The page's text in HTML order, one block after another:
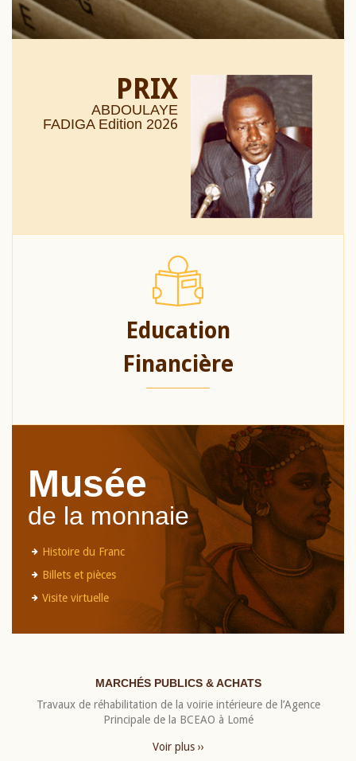
PRIX
ABDOULAYE
FADIGA Edition 2026
Education
Financière
Musée
de la monnaie
Histoire du Franc
Billets et pièces
Visite virtuelle
MARCHÉS PUBLICS & ACHATS
Travaux de réhabilitation de la voirie intérieure de l’Agence
Principale de la BCEAO à Lomé
Voir plus ››